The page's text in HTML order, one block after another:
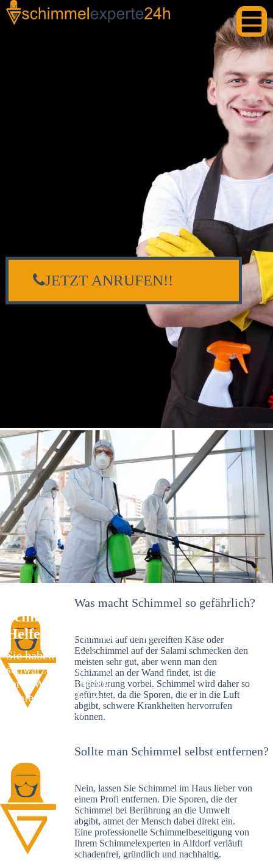
Schimmelexperte in Alfdorf – Ihr
Helfer an Ort und Stelle
Sie haben kürzlich
schwarze Flecken an
Ihrer Wand entdeckt?
Schlechte Nachrichten:
Sie haben einen
JETZT ANRUFEN!!
Was macht Schimmel so gefährlich?
Schimmel auf dem gereiften Käse oder
Edelschimmel auf der Salami schmecken den
meisten sehr gut, aber wenn man den
Schimmel an der Wand findet, ist die
Begeisterung vorbei. Schimmel wird daher so
gefürchtet, da die Sporen, die er in die Luft
abgibt, schwere Krankheiten hervorrufen
können.
Sollte man Schimmel selbst entfernen?
Nein, lassen Sie Schimmel im Haus lieber von
einem Profi entfernen. Die Sporen, die der
Schimmel bei Berührung an die Umwelt
abgibt, atmet der Mensch dabei direkt ein.
Eine professionelle Schimmelbeseitigung von
Ihrem Schimmelexperten in Alfdorf verläuft
schadenfrei, gründlich und nachhaltig.